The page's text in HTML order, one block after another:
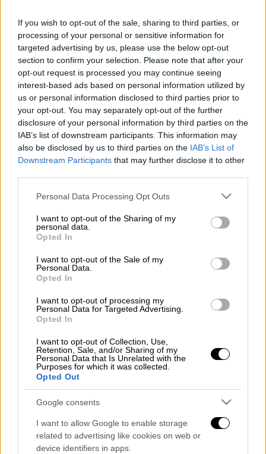
If you wish to opt-out of the sale, sharing to third parties, or
processing of your personal or sensitive information for
targeted advertising by us, please use the below opt-out
section to confirm your selection. Please note that after your
opt-out request is processed you may continue seeing
interest-based ads based on personal information utilized by
us or personal information disclosed to third parties prior to
your opt-out. You may separately opt-out of the further
disclosure of your personal information by third parties on the
IAB’s list of downstream participants. This information may
also be disclosed by us to third parties on the IAB’s List of
Downstream Participants that may further disclose it to other
Please note that this website/app uses one or more Google
not limited to your visit or usage behaviour. You may click to
grant or deny consent to Google and its third-party tags to
use your data for below specified purposes in below Google
consent section.
Personal Data Processing Opt Outs
I want to opt-out of the Sharing of my
personal data.
Opted In
I want to opt-out of the Sale of my
Personal Data.
Opted In
I want to opt-out of processing my
Personal Data for Targeted Advertising.
Opted In
I want to opt-out of Collection, Use,
Retention, Sale, and/or Sharing of my
Personal Data that Is Unrelated with the
Purposes for which it was collected.
Opted Out
Google consents
I want to allow Google to enable storage
related to advertising like cookies on web or
device identifiers in apps.
Προσθέστε το ΕΘΝΟΣ στη Google
Σοκαριστικό τροχαίο με παράσυρση ανήλικης
από αυτοκίνητο σημειώθηκε νωρίς το
μεσημέρι της Τρίτης, στην ανατολική
Θεσσαλονίκη.
ΔΙΑΒΑΣΤΕ ΕΠΙΣΗΣ
Ελλάδα|10.09.2024 13:28
Συναγερμός στο Περιστέρι: 73χρονος
σοβαρή κατάσταση ο τραυματίας
Το χρονικό
Όλα έγιναν στις 13.00 στην συμβολή των
οδών Αλεξάνδρου Παπαναστασίου και
Κανάρη, όταν ο οδηγός του αυτοκινήτου
παρέσυρε την 17χρονη κοπέλα και
στη
συνέχεια πάτησε γκάζι και εγκατέλειψε το
σημείο του ατυχήματος.
Η κοπέλα μεταφέρθηκε με
νοσοκομείο «Γεννηματάς», όπου νοσηλεύεται
εκτός κινδύνου.